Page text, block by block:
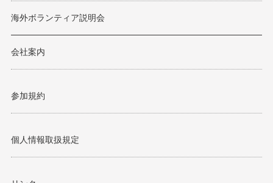
海外ボランティア説明会
会社案内
参加規約
個人情報取扱規定